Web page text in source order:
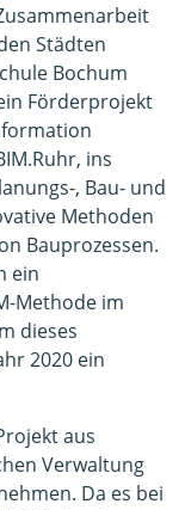
Städten
Bochum
Förderprojekt
ins
, Bau- und
Methoden
Bauprozessen.
ein
Methode im
dieses
2020 ein
aus
Verwaltung
Da es bei